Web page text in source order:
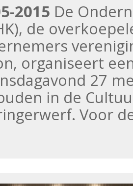
2015 De
de
organiseert
27
in de
Voor